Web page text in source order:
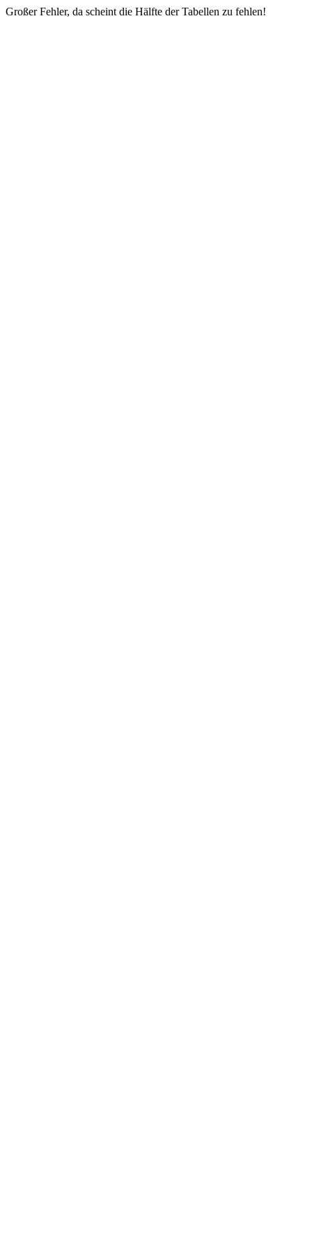
Großer Fehler, da scheint die Hälfte der Tabellen zu fehlen!